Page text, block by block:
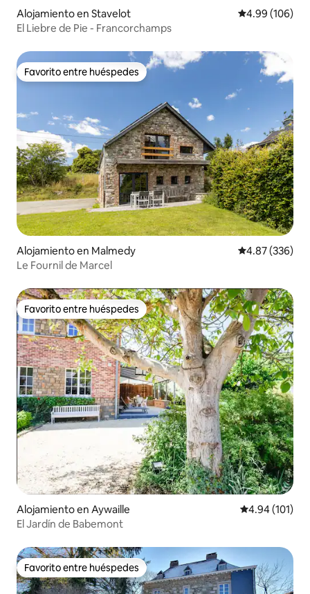
Alojamiento en Stavelot Calificación
4.99 (106)
El Liebre de Pie - Francorchamps
Favorito entre huéspedes
Favorito entre huéspedes
Alojamiento en Malmedy Calificación
4.87 (336)
Le Fournil de Marcel
Favorito entre huéspedes
Favorito entre huéspedes
Alojamiento en Aywaille Calificación
4.94 (101)
El Jardín de Babemont
Favorito entre huéspedes
Favorito entre huéspedes